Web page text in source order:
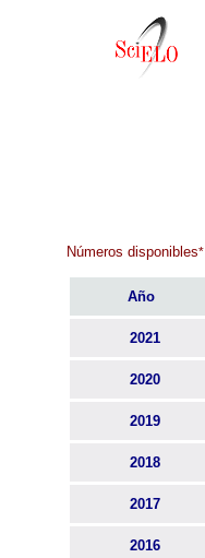
Números disponibles*
Año
2021
2020
2019
2018
2017
2016